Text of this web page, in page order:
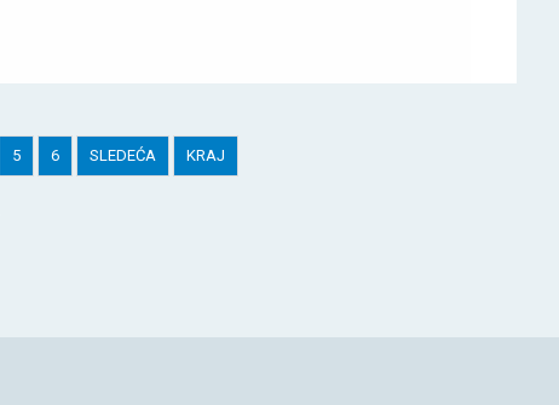
5 6 SLEDEĆA KRAJ